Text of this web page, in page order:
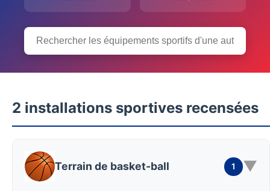
2 installations sportives recensées
Terrain de basket-ball 1 ▼